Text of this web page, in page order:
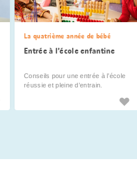
La quatrième année de bébé
Entrée à l’école enfantine
Conseils pour une entrée à l’école
réussie et pleine d’entrain.